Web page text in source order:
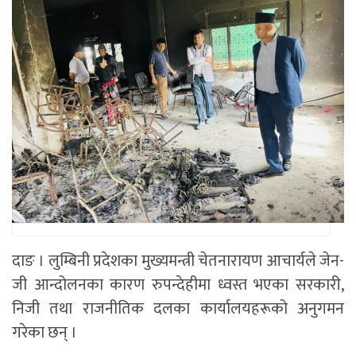
दाङ । लुम्बिनी प्रदेशका मुख्यमन्त्री चेतनारायण आचार्यले जेन-
जी आन्दोलनका कारण रुपन्देहीमा ध्वस्त भएका सरकारी,
निजी तथा राजनीतिक दलका कार्यालयहरूको अनुगमन
गरेका छन् ।